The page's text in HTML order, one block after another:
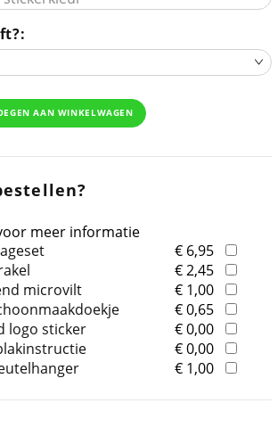
AAN WINKELWAGEN
meer informatie
€ 6,95
€ 2,45
microvilt
€ 1,00
€ 0,65
logo sticker
€ 0,00
€ 0,00
€ 1,00